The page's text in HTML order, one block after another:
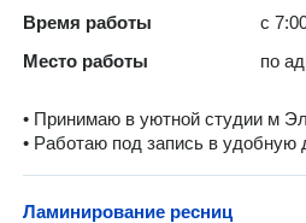
Время работы
с
Место работы
по
• Принимаю в уютной студии м
• Работаю под запись в удобную
Ламинирование ресниц